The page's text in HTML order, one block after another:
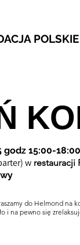
godz 15:00-18:00
w
do Helmond na
i na pewno się